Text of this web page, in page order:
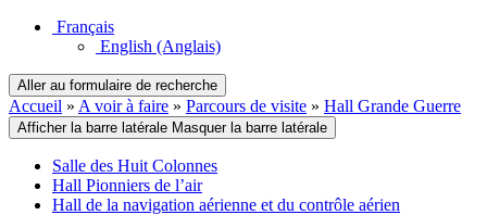
Français
English (Anglais)
Aller au formulaire de recherche
Accueil » A voir à faire » Parcours de visite » Hall Grande Guerre
Afficher la barre latérale Masquer la barre latérale
Salle des Huit Colonnes
Hall Pionniers de l’air
Hall de la navigation aérienne et du contrôle aérien